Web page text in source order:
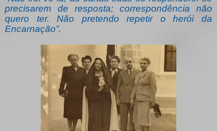
precisarem de resposta; correspondência não
quero ter. Não pretendo repetir o herói da
Encarnação”.